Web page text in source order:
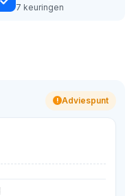
7 keuringen
! Adviespunt